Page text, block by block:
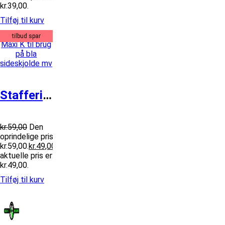
kr.39,00.
Tilføj til kurv
tilbud spar
Stafferinger Maxi K til brug på bla s...
kr.59,00 Den
oprindelige pris var:
kr.59,00.kr.49,00
aktuelle pris er:
kr.49,00.
Tilføj til kurv